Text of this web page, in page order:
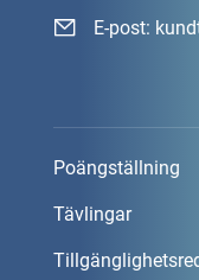
Poängställning
Tävlingar
E-post: